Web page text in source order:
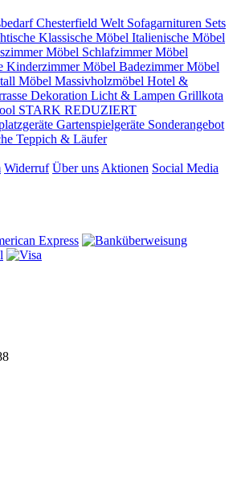
Chesterfield Welt Sofagarnituren Sets
Klassische Möbel Italienische Möbel
Möbel Schlafzimmer Möbel
Kinderzimmer Möbel Badezimmer Möbel
Möbel Massivholzmöbel Hotel &
Dekoration Licht & Lampen Grillkota
STARK REDUZIERT
Gartenspielgeräte Sonderangebot
Teppich & Läufer
Widerruf Über uns Aktionen Social Media